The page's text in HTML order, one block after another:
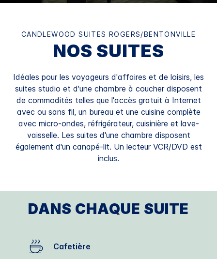
CANDLEWOOD SUITES ROGERS/BENTONVILLE
NOS SUITES
Idéales pour les voyageurs d'affaires et de loisirs, les
suites studio et d'une chambre à coucher disposent
de commodités telles que l'accès gratuit à Internet
avec ou sans fil, un bureau et une cuisine complète
avec micro-ondes, réfrigérateur, cuisinière et lave-
vaisselle. Les suites d'une chambre disposent
également d'un canapé-lit. Un lecteur VCR/DVD est
inclus.
DANS CHAQUE SUITE
Cafetière